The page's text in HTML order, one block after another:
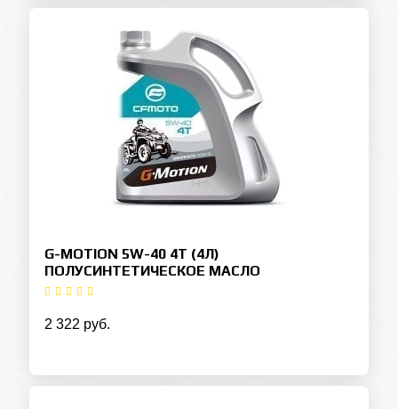
G-MOTION 5W-40 4T (4Л)
ПОЛУСИНТЕТИЧЕСКОЕ МАСЛО
2 322 руб.